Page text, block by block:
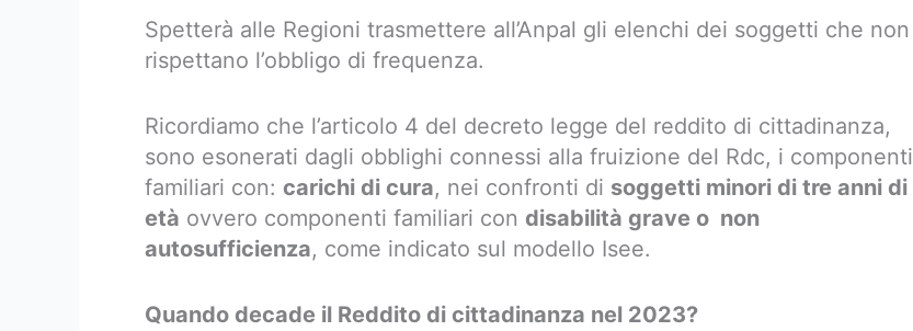
Spetterà alle Regioni trasmettere all’Anpal gli elenchi dei soggetti che non
rispettano l’obbligo di frequenza.
Ricordiamo che l’articolo 4 del decreto legge del reddito di cittadinanza,
sono esonerati dagli obblighi connessi alla fruizione del Rdc, i componenti
familiari con: carichi di cura, nei confronti di soggetti minori di tre anni di
età ovvero componenti familiari con disabilità grave o non
autosufficienza, come indicato sul modello Isee.
Quando decade il Reddito di cittadinanza nel 2023?